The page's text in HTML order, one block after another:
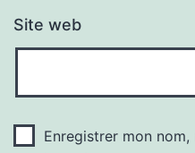
Site web
Enregistrer mon